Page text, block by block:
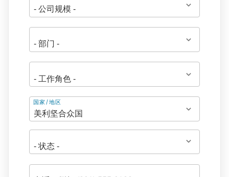
地
址
国家/地区